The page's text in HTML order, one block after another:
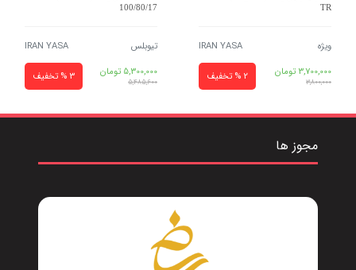
TR
ویژه
IRAN YASA
3,700,000 تومان
3,800,000 2 % تخفیف
100/80/17
تیوبلس
IRAN YASA
5,300,000 تومان
5,485,600 3 % تخفیف
مجوز ها